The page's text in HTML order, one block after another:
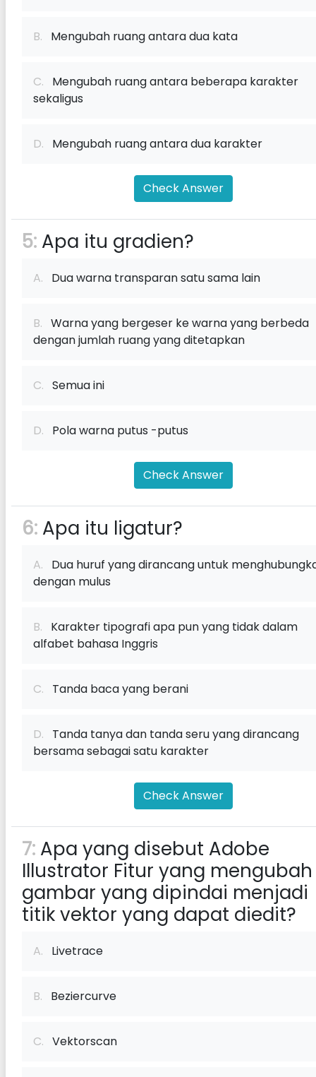
B. Mengubah ruang antara dua kata
C. Mengubah ruang antara beberapa karakter
sekaligus
D. Mengubah ruang antara dua karakter
Check Answer
5: Apa itu gradien?
A. Dua warna transparan satu sama lain
B. Warna yang bergeser ke warna yang berbeda
dengan jumlah ruang yang ditetapkan
C. Semua ini
D. Pola warna putus -putus
Check Answer
6: Apa itu ligatur?
A. Dua huruf yang dirancang untuk
dengan mulus
B. Karakter tipografi apa pun yang tidak dalam
alfabet bahasa Inggris
C. Tanda baca yang berani
D. Tanda tanya dan tanda seru yang dirancang
bersama sebagai satu karakter
Check Answer
7: Apa yang disebut Adobe
Illustrator Fitur yang mengubah
gambar yang dipindai menjadi
titik vektor yang dapat diedit?
A. Livetrace
B. Beziercurve
C. Vektorscan